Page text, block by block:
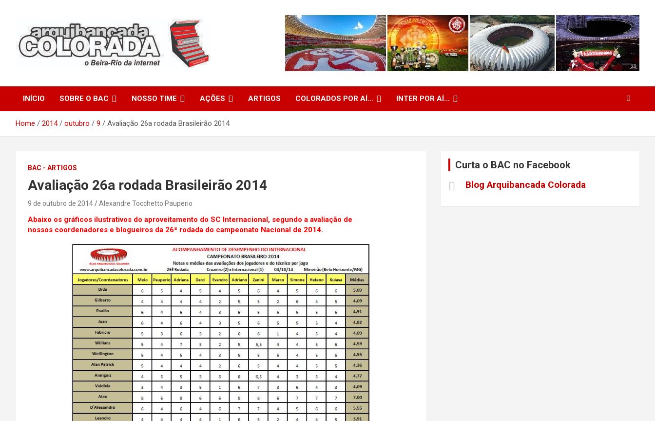
Arquibancada Colorada
INÍCIO SOBRE O BAC NOSSO TIME AÇÕES ARTIGOS COLORADOS POR AÍ… INTER POR AÍ…
Home 2014 outubro 9 Avaliação 26a rodada Brasileirão 2014
BAC - ARTIGOS
Avaliação 26a rodada Brasileirão 2014
9 de outubro de 2014 Alexandre Tocchetto Pauperio
Abaixo os gráficos ilustrativos do aproveitamento do SC Internacional, segundo a avaliação de
nossos coordenadores e blogueiros da 26ª rodada do campeonato Nacional de 2014.
Curta o BAC no Facebook
Blog Arquibancada Colorada